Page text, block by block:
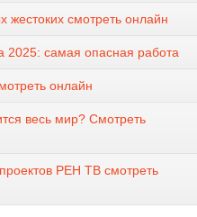
жестоких смотреть онлайн
2025: самая опасная работа
онлайн
весь мир? Смотреть
РЕН ТВ смотреть